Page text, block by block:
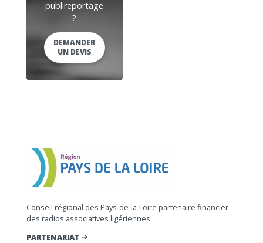
publireportage
?
DEMANDER
UN DEVIS
Conseil régional des Pays-de-la-Loire partenaire financier
des radios associatives ligériennes.
PARTENARIAT